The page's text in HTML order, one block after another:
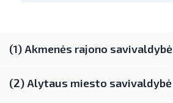
(1) Akmenės rajono savivaldybė
(2) Alytaus miesto savivaldybė